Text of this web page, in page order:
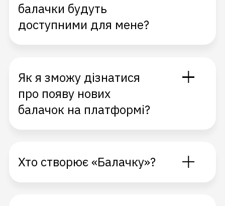
балачки будуть
доступними для мене?
Як я зможу дізнатися
про появу нових
балачок на платформі?
Хто створює «Балачку»?